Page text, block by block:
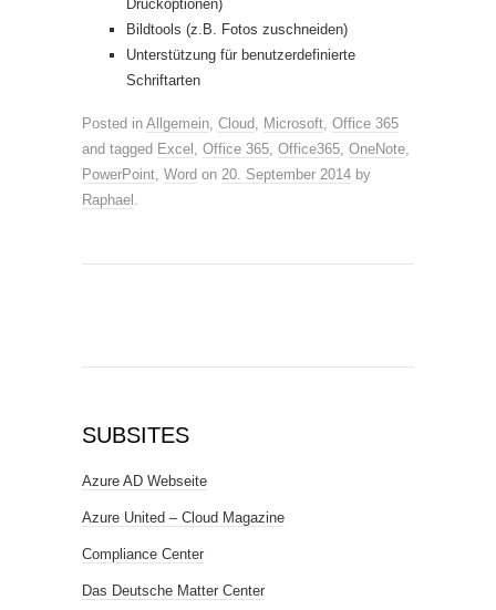
Druckoptionen)
Bildtools (z.B. Fotos zuschneiden)
Unterstützung für benutzerdefinierte
Schriftarten
Posted in Allgemein, Cloud, Microsoft, Office 365
and tagged Excel , Office 365, Office365, OneNote,
PowerPoint, Word on 20. September 2014 by
Raphael .
SUBSITES
Azure AD Webseite
Azure United – Cloud Magazine
Compliance Center
Das Deutsche Matter Center